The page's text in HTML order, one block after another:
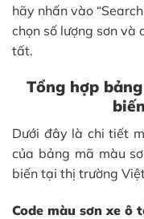
hãy nhấn vào
chọn số lượng sơn và
tất.
Tổng hợp
Dưới đây là chi tiết
của bảng mã màu
biến tại thị trường
Code màu sơn xe ô